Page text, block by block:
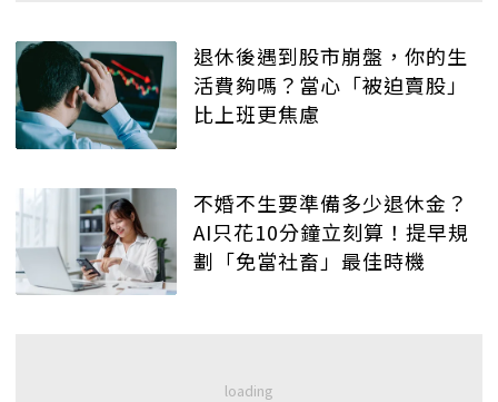
退休後遇到股市崩盤，你的生
活費夠嗎？當心「被迫賣股」
比上班更焦慮
不婚不生要準備多少退休金？
AI只花10分鐘立刻算！提早規
劃「免當社畜」最佳時機